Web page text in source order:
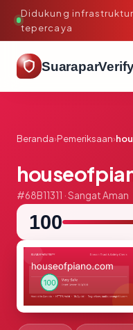
Didukung infrastruktur
tepercaya
SuaraparVerify
Beranda›Pemeriksaan›
#68B11311 · Sangat Aman
100